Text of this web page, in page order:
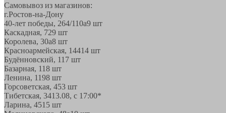
Самовывоз из магазинов:
г.Ростов-на-Дону
40-лет победы, 264/110а9 шт
Каскадная, 729 шт
Королева, 30а8 шт
Красноармейская, 14414 шт
Будённовский, 11 7 шт
Базарная, 118 шт
Ленина, 1198 шт
Горсоветская, 453 шт
Тибетская, 3413.08, с 17:00*
Ларина, 4515 шт